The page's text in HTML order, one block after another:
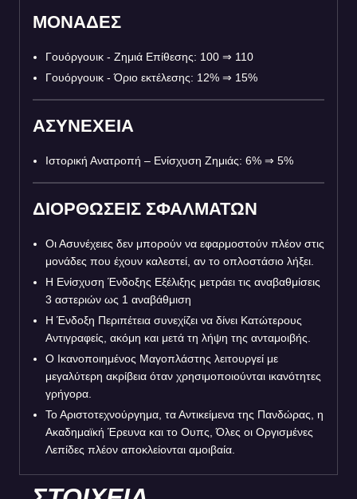
ΜΟΝΑΔΕΣ
Γουόργουικ - Ζημιά Επίθεσης: 100 ⇒ 110
Γουόργουικ - Όριο εκτέλεσης: 12% ⇒ 15%
ΑΣΥΝΕΧΕΙΑ
Ιστορική Ανατροπή – Ενίσχυση Ζημιάς: 6% ⇒ 5%
ΔΙΟΡΘΩΣΕΙΣ ΣΦΑΛΜΑΤΩΝ
Οι Ασυνέχειες δεν μπορούν να εφαρμοστούν πλέον στις
μονάδες που έχουν καλεστεί, αν το οπλοστάσιο λήξει.
Η Ενίσχυση Ένδοξης Εξέλιξης μετράει τις αναβαθμίσεις
3 αστεριών ως 1 αναβάθμιση
Η Ένδοξη Περιπέτεια συνεχίζει να δίνει Κατώτερους
Αντιγραφείς, ακόμη και μετά τη λήψη της ανταμοιβής.
Ο Ικανοποιημένος Μαγοπλάστης λειτουργεί με
μεγαλύτερη ακρίβεια όταν χρησιμοποιούνται ικανότητες
γρήγορα.
Το Αριστοτεχνούργημα, τα Αντικείμενα της Πανδώρας, η
Ακαδημαϊκή Έρευνα και το Ουπς, Όλες οι Οργισμένες
Λεπίδες πλέον αποκλείονται αμοιβαία.